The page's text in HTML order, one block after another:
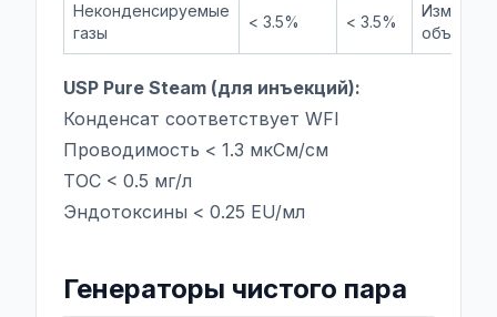
Неконденсируемые
газы
< 3.5% < 3.5%
объёма
USP Pure Steam (для инъекций):
Конденсат соответствует WFI
Проводимость < 1.3 мкСм/см
TOC < 0.5 мг/л
Эндотоксины < 0.25 EU/мл
Генераторы чистого пара